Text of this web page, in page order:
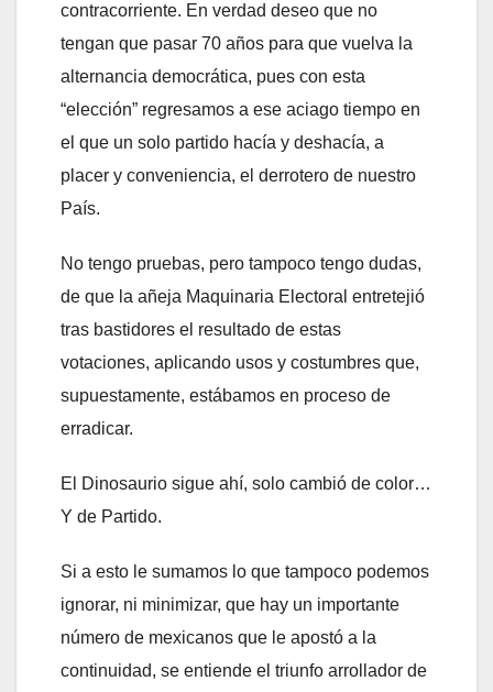
contracorriente. En verdad deseo que no
tengan que pasar 70 años para que vuelva la
alternancia democrática, pues con esta
“elección” regresamos a ese aciago tiempo en
el que un solo partido hacía y deshacía, a
placer y conveniencia, el derrotero de nuestro
País.
No tengo pruebas, pero tampoco tengo dudas,
de que la añeja Maquinaria Electoral entretejió
tras bastidores el resultado de estas
votaciones, aplicando usos y costumbres que,
supuestamente, estábamos en proceso de
erradicar.
El Dinosaurio sigue ahí, solo cambió de color…
Y de Partido.
Si a esto le sumamos lo que tampoco podemos
ignorar, ni minimizar, que hay un importante
número de mexicanos que le apostó a la
continuidad, se entiende el triunfo arrollador de